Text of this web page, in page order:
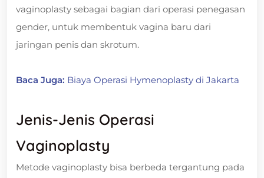
vaginoplasty sebagai bagian dari operasi penegasan
gender, untuk membentuk vagina baru dari
jaringan penis dan skrotum.
Baca Juga: Biaya Operasi Hymenoplasty di Jakarta
Jenis-Jenis Operasi
Vaginoplasty
Metode vaginoplasty bisa berbeda tergantung pada